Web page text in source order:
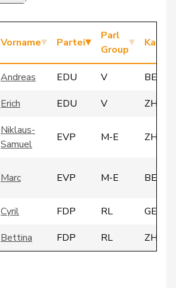
Vorname Partei
Parl
Group
Andreas EDU V
BE
Erich EDU V ZH
Niklaus-
Samuel
EVP M-E ZH
Marc EVP M-E BE
Cyril FDP RL
GE
Bettina FDP RL
ZH